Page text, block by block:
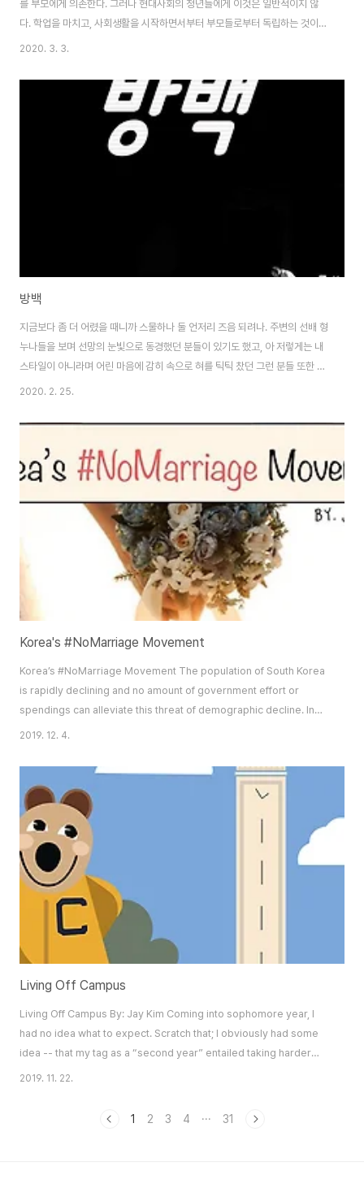
를 부모에게 의존한다. 그러나 현대사회의 청년들에게 이것은 일반적이지 않
다. 학업을 마치고, 사회생활을 시작하면서부터 부모들로부터 독립하는 것이
굉장히 어려운 우울한 시대가 되었기 때문이다. 어느덧 27살이 되어버린 나도,
다. 이것은 개개인의 문제가 아니라 사회적인 문제로 부상하였고, 새로운 신조
어까지 생겨났다. 캥거루족이 바로 그것이다. 이 신조어의 뜻은 무엇이고 대체
얼마나 심각한 것일까? 캥거루족은 2000년을 전후로 청년 취업 문제가 심각
한 사회문제로 부상한 후 나타난 신조어이다. 캥거루족이란 성인이 되어 어느
정도 나이가 있음에도 독립해 나가지..
2020. 3. 3.
방백
지금보다 좀 더 어렸을 때니까 스물하나 둘 언저리 즈음 되려나. 주변의 선배 형
누나들을 보며 선망의 눈빛으로 동경했던 분들이 있기도 했고, 아 저렇게는 내
스타일이 아니라며 어린 마음에 감히 속으로 혀를 틱틱 찼던 그런 분들 또한 없
진 않았다. 그런 와중에 눈 한번 깜빡이고 나니, 어느덧 내가 그분들의 위치에
간다는 게 야속하지만, 뭐 그렇게 됐다. 나이로는 나도 이제 곧 서른, 그리고 어
를 나란히 놓고 보았을 때, 나는 늘 뒤에 있었지 싶다. 대학교 입학도, 군 입대도
늦었다. 그리고 지금은 취업이 늦다. 그래서 어쩌면 항상 뒷자리를 좋아했을 ..
2020. 2. 25.
Korea's #NoMarriage Movement
Korea’s #NoMarriage Movement The population of South Korea
is rapidly declining and no amount of government effort or
spendings can alleviate this threat of demographic decline. In
direct correlation, marriage levels are plummeting as more
of their careers and other personal interests. The common
agreement is that Korea has too many..
2019. 12. 4.
Living Off Campus
Living Off Campus By: Jay Kim Coming into sophomore year, I
had no idea what to expect. Scratch that; I obviously had some
idea -- that my tag as a “second year” entailed taking harder
technical classes, that I’d be spending more time camped out at
importantly that I would be living off-campus. I was actually
2019. 11. 22.
1 2 3 4 ··· 31